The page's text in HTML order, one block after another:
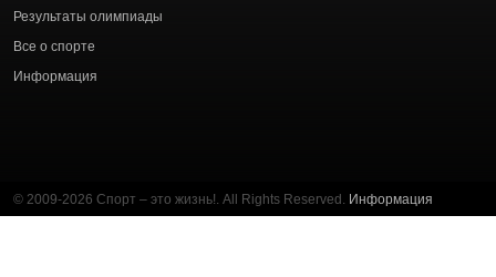
Результаты олимпиады
Все о спорте
Информация
© 2009-2026 Спорт – это жизнь!. All Rights Reserved. Информация